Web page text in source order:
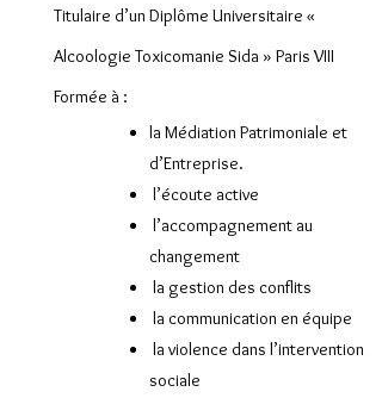
Titulaire d’un Diplôme Universitaire «
Alcoologie Toxicomanie Sida » Paris VIII
Formée à :
la Médiation Patrimoniale et
d’Entreprise.
l’écoute active
l’accompagnement au
changement
la gestion des conflits
la communication en équipe
la violence dans l’intervention
sociale